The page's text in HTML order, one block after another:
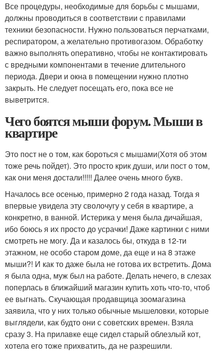
Все процедуры, необходимые для борьбы с мышами,
должны проводиться в соответствии с правилами
техники безопасности. Нужно пользоваться перчатками,
респиратором, а желательно противогазом. Обработку
важно выполнять оперативно, чтобы не контактировать
с вредными компонентами в течение длительного
периода. Двери и окна в помещении нужно плотно
закрыть. Не следует посещать его, пока все не
выветрится.
Чего боятся мыши форум. Мыши в
квартире
Это пост не о том, как бороться с мышами(Хотя об этом
тоже речь пойдет). Это просто крик души, или пост о том,
как они меня достали!!!!! Далее очень много букв.
Началось все осенью, примерно 2 года назад. Тогда я
впервые увидела эту сволочугу у себя в квартире, а
конкретно, в ванной. Истерика у меня была дичайшая,
ибо боюсь я их просто до усрачки! Даже картинки с ними
смотреть не могу. Да и казалось бы, откуда в 12-ти
этажном, не особо старом доме, да еще и на 8 этаже
мыши?! И как то даже была не готова их встретить. Дома
я была одна, муж был на работе. Делать нечего, в слезах
поперлась в ближайший магазин купить хоть что-то, чтоб
ее выгнать. Скучающая продавщица зоомагазина
заявила, что у них только обычные мышеловки, которые
выглядели, как будто они с советских времен. Взяла
сразу 3. На прилавке еще сидел старый облезлый кот,
хотела его тоже прихватить, да не разрешили.